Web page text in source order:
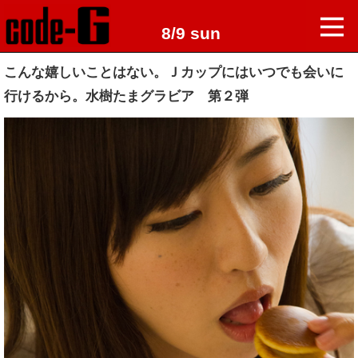
8/9 sun
こんな嬉しいことはない。Ｊカップにはいつでも会いに
行けるから。水樹たまグラビア 第２弾